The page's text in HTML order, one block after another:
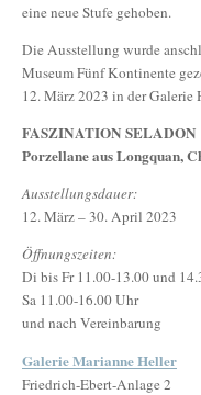
eine neue Stufe gehoben.
Die Ausstellung wurde
Museum Fünf Kontinente
12. März 2023 in der
FASZINATION SELADON
Porzellane aus Longquan,
Ausstellungsdauer:
12. März – 30. April 2023
Öffnungszeiten:
Di bis Fr 11.00-13.00 und
Sa 11.00-16.00 Uhr
und nach Vereinbarung
Galerie Marianne Heller
Friedrich-Ebert-Anlage 2